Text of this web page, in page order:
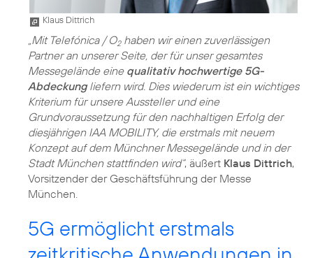
Klaus Dittrich
„Mit Telefónica / O2haben wir einen zuverlässigen
Partner an unserer Seite, der für unser gesamtes
Messegelände eine qualitativ hochwertige 5G-
Abdeckungliefern wird. Dies wiederum ist ein wichtiges
Kriterium für unsere Aussteller und eine
Grundvoraussetzung für den nachhaltigen Erfolg der
diesjährigen IAA MOBILITY, die erstmals mit neuem
Konzept auf dem Münchner Messegelände und in der
Stadt München stattfinden wird“, äußert Klaus Dittrich,
Vorsitzender der Geschäftsführung der Messe
München.
5G ermöglicht erstmals